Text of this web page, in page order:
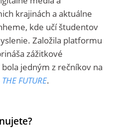
krajinách a aktuálne
kde učí študentov
Založila platformu
zážitkové
jedným z rečníkov na
FUTURE.